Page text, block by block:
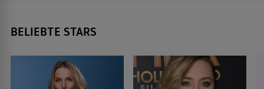
BELIEBTE STARS